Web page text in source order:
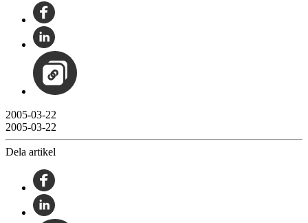
2005-03-22
2005-03-22
Dela artikel